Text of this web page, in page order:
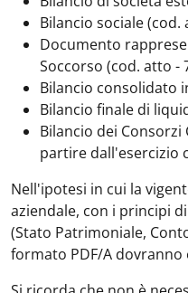
Bilancio sociale (cod.
Documento
Soccorso (cod. atto -
Bilancio consolidato
Bilancio finale di
Bilancio dei
partire dall'esercizio
Nell'ipotesi in cui la
aziendale, con i principi
(Stato Patrimoniale,
formato PDF/A dovranno